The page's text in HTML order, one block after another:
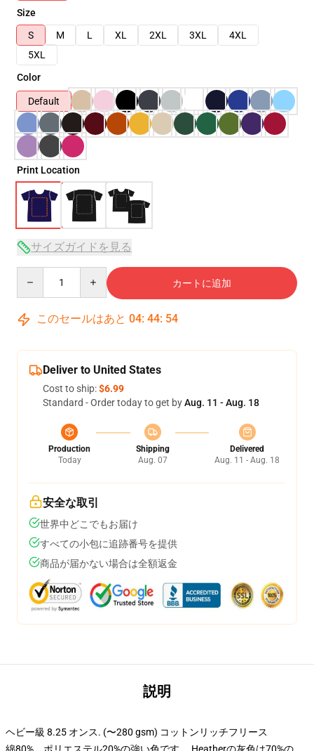
Size
S
M L XL 2XL 3XL
4XL
5XL
Color
Default
Print Location
サイズガイドを見る
カートに追加
このセールはあと 04: 44: 53
Deliver to United States
Cost to ship:$6.99
Standard - Order today to get byAug. 11 - Aug. 18
Production
Today
Shipping
Aug. 07
Delivered
Aug. 11 - Aug. 18
安全な取引
世界中どこでもお届け
すべての小包に追跡番号を提供
商品が届かない場合は全額返金
説明
ヘビー級 8.25 オンス. (〜280 gsm) コットンリッチフリース